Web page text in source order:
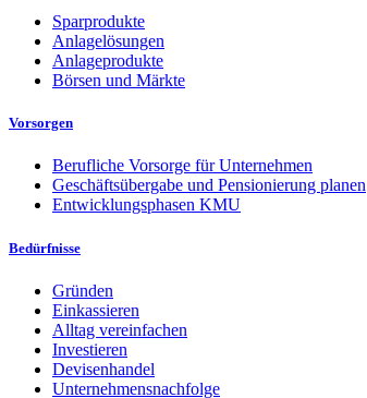
Sparprodukte
Anlagelösungen
Anlageprodukte
Börsen und Märkte
Vorsorgen
Berufliche Vorsorge für Unternehmen
Geschäftsübergabe und Pensionierung planen
Entwicklungsphasen KMU
Bedürfnisse
Gründen
Einkassieren
Alltag vereinfachen
Investieren
Devisenhandel
Unternehmensnachfolge